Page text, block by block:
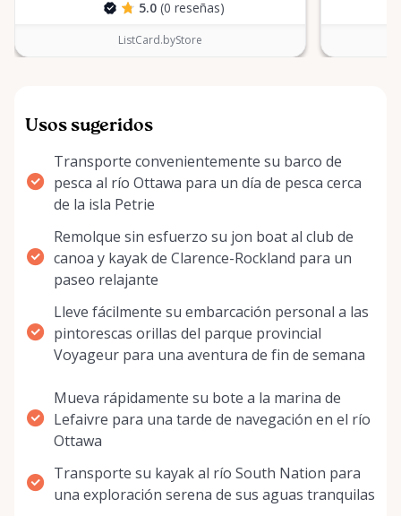
5.0 (0 reseñas)
ListCard.byStore
Usos sugeridos
Transporte convenientemente su barco de
pesca al río Ottawa para un día de pesca cerca
de la isla Petrie
Remolque sin esfuerzo su jon boat al club de
canoa y kayak de Clarence-Rockland para un
paseo relajante
Lleve fácilmente su embarcación personal a las
pintorescas orillas del parque provincial
Voyageur para una aventura de fin de semana
Mueva rápidamente su bote a la marina de
Lefaivre para una tarde de navegación en el río
Ottawa
Transporte su kayak al río South Nation para
una exploración serena de sus aguas tranquilas